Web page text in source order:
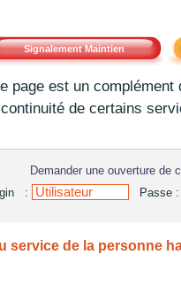
Signalement Maintien
page est un
de certains
Demander une ouverture de
:
Passe :
service de la personne